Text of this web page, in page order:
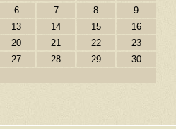
6 7 8
9
13 14 15
16
20 21 22
23
27 28 29
30